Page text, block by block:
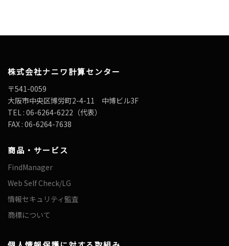
株式会社ナニワ計算センター
〒541-0059
大阪市中央区博労町2-4-11 中博ビル3F
TEL : 06-6264-6222（代表）
FAX : 06-6264-7638
商品・サービス
FindManager
Web Self Check/LG
情報セキュリティ監査
商標について